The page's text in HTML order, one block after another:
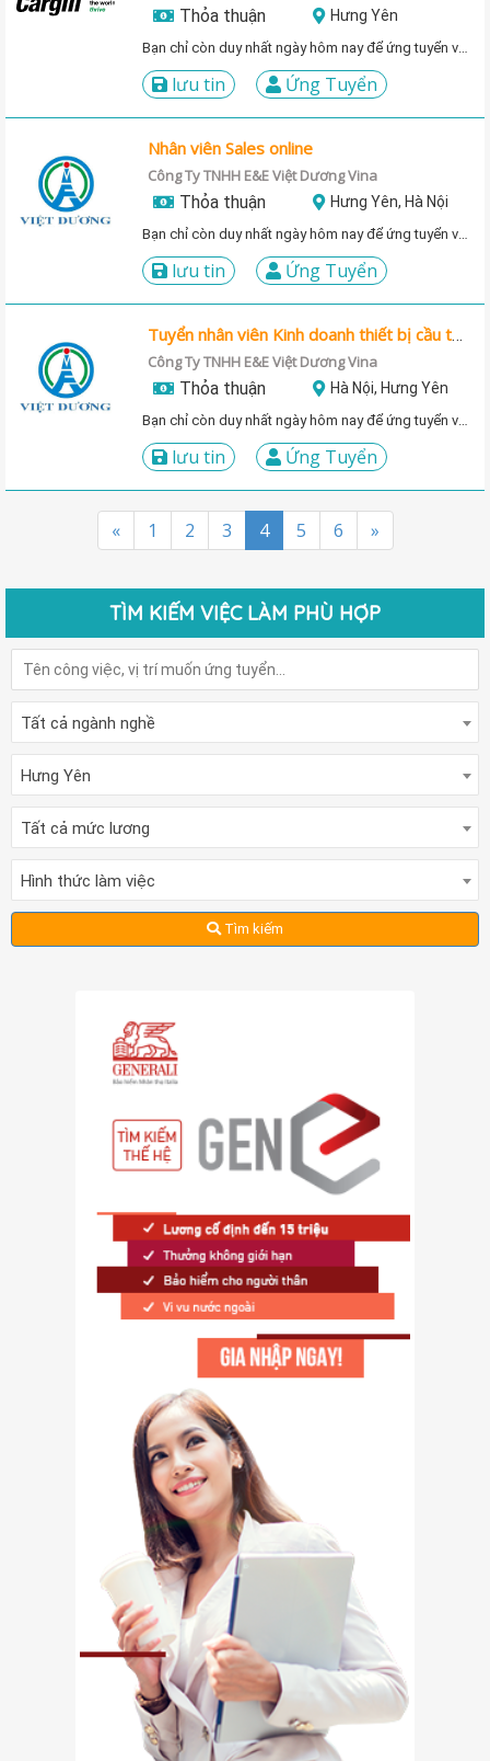
Thỏa thuận Hưng Yên
Bạn chỉ còn duy nhất ngày hôm nay để ứng tuyển vị trí này!
lưu tin Ứng Tuyển
Nhân viên Sales online
Công Ty TNHH E&E Việt Dương Vina
Thỏa thuận Hưng Yên, Hà Nội
Bạn chỉ còn duy nhất ngày hôm nay để ứng tuyển vị trí này!
lưu tin Ứng Tuyển
Tuyển nhân viên Kinh doanh thiết bị cầu trục cổng trục
Công Ty TNHH E&E Việt Dương Vina
Thỏa thuận Hà Nội, Hưng Yên
Bạn chỉ còn duy nhất ngày hôm nay để ứng tuyển vị trí này!
lưu tin Ứng Tuyển
« 1 2 3 4 5 6 »
TÌM KIẾM VIỆC LÀM PHÙ HỢP
Tất cả ngành nghề
Hưng Yên
Tất cả mức lương
Hình thức làm việc
Tìm kiếm